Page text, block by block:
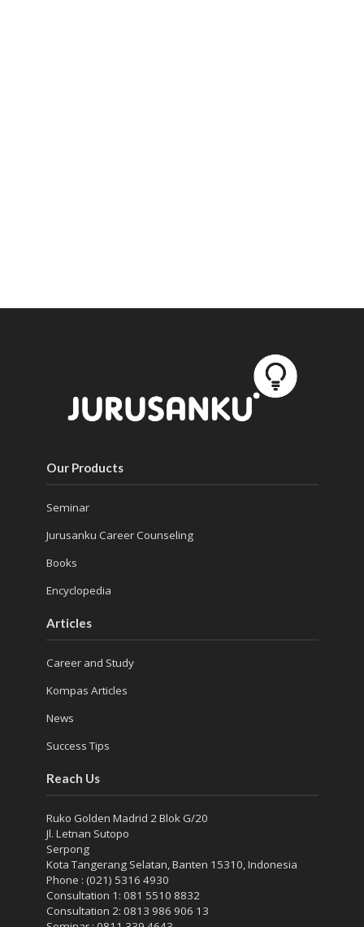
Our Products
Seminar
Jurusanku Career Counseling
Books
Encyclopedia
Articles
Career and Study
Kompas Articles
News
Success Tips
Reach Us
Ruko Golden Madrid 2 Blok G/20
Jl. Letnan Sutopo
Serpong
Kota Tangerang Selatan, Banten 15310, Indonesia
Phone : (021) 5316 4930
Consultation 1: 081 5510 8832
Consultation 2: 0813 986 906 13